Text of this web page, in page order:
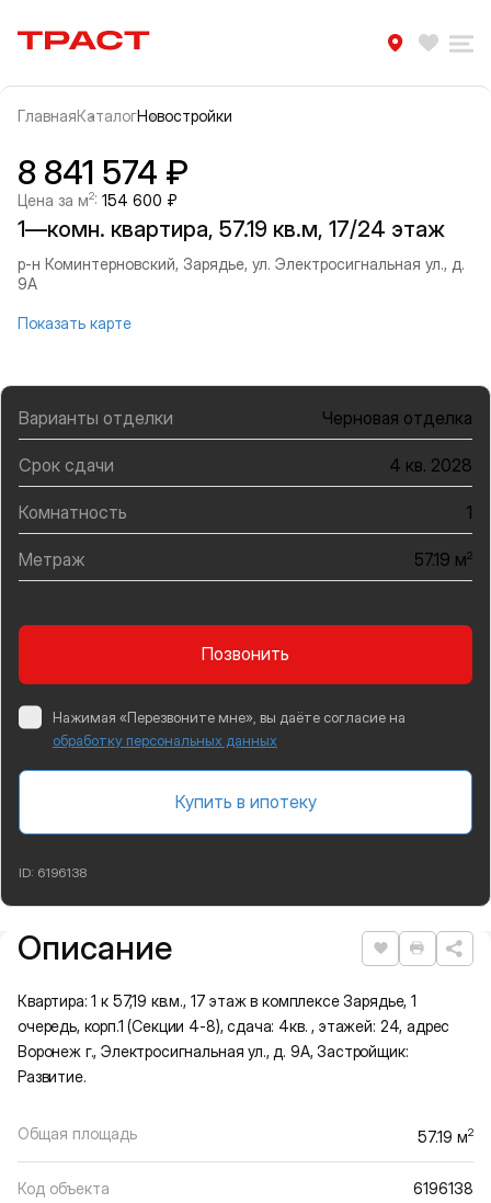
Траст | Служба недвижимости
ГлавнаяКаталогНовостройки
Информация об объекте
Галерея
8 841 574 ₽
Цена за м2: 154 600 ₽
1—комн. квартира, 57.19 кв.м, 17/24 этаж
р-н Коминтерновский, Зарядье, ул. Электросигнальная ул., д.
9А
Показать карте
Варианты отделки Черновая отделка
Срок сдачи 4 кв. 2028
Комнатность 1
Метраж 57.19 м2
Позвонить
Нажимая «Перезвоните мне», вы даёте согласие на
обработку персональных данных
Купить в ипотеку
ID: 6196138
Подробная информация
Описание Нравится
Квартира: 1 к 57,19 кв.м., 17 этаж в комплексе Зарядье, 1
очередь, корп.1 (Секции 4-8), сдача: 4кв. , этажей: 24, адрес
Воронеж г., Электросигнальная ул., д. 9А, Застройщик:
Развитие.
Общая площадь 57.19 м2
Код объекта 6196138